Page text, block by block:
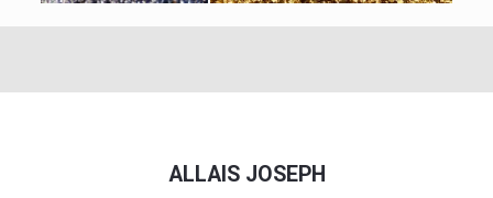
ALLAIS JOSEPH